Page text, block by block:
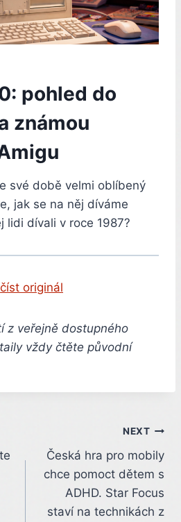
pohled do
známou
své době velmi oblíbený
jak se na něj díváme
lidi dívali v roce 1987?
číst originál
z veřejně dostupného
vždy čtěte původní
NEXT
Česká hra pro mobily
chce pomoct dětem s
ADHD. Star Focus
staví na technikách z